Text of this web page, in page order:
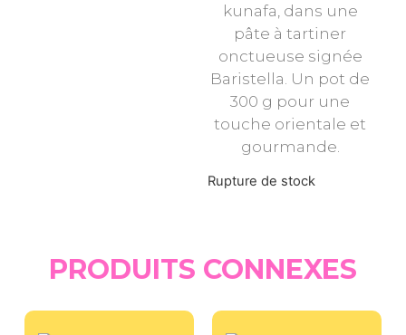
kunafa, dans une
pâte à tartiner
onctueuse signée
Baristella. Un pot de
300 g pour une
touche orientale et
gourmande.
Rupture de stock
PRODUITS CONNEXES